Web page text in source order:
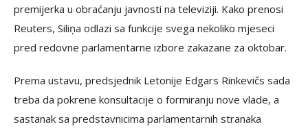
premijerka u obraćanju javnosti na televiziji. Kako prenosi
Reuters, Siliņa odlazi sa funkcije svega nekoliko mjeseci
pred redovne parlamentarne izbore zakazane za oktobar.
Prema ustavu, predsjednik Letonije Edgars Rinkevičs sada
treba da pokrene konsultacije o formiranju nove vlade, a
sastanak sa predstavnicima parlamentarnih stranaka